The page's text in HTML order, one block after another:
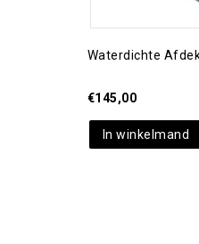
Waterdichte
€145,00
In winkelmand